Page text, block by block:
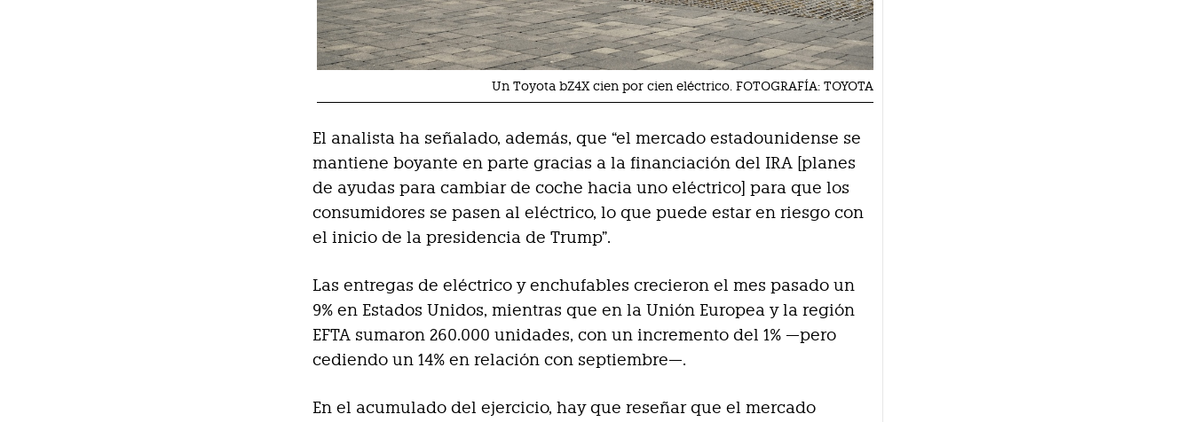
Un Toyota bZ4X cien por cien eléctrico. FOTOGRAFÍA: TOYOTA
El analista ha señalado, además, que “el mercado estadounidense se
mantiene boyante en parte gracias a la financiación del IRA [planes
de ayudas para cambiar de coche hacia uno eléctrico] para que los
consumidores se pasen al eléctrico, lo que puede estar en riesgo con
el inicio de la presidencia de Trump”.
Las entregas de eléctrico y enchufables crecieron el mes pasado un
9% en Estados Unidos, mientras que en la Unión Europea y la región
EFTA sumaron 260.000 unidades, con un incremento del 1% —pero
cediendo un 14% en relación con septiembre—.
En el acumulado del ejercicio, hay que reseñar que el mercado